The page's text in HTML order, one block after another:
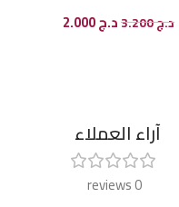
د.ج3.200 د.ج
آراء العملاء
0 reviews